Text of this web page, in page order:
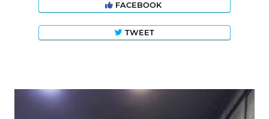
FACEBOOK
TWEET